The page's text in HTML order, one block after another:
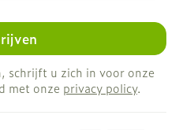
schrijft u zich in voor onze
met onze privacy policy.